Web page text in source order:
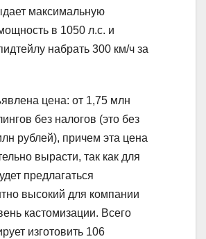
максимальную
в 1050 л.с. и
набрать 300 км/ч за
цена: от 1,75 млн
без налогов (это без
рублей), причем эта цена
вырасти, так как для
предлагаться
высокий для компании
кастомизации. Всего
изготовить 106